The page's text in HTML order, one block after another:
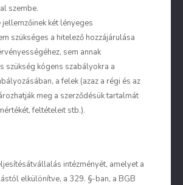
szembe.
két lényeges
szükséges a hitelező hozzájárulása
sem annak
szükség kógens szabályokra a
a felek (azaz a régi és az
meg a szerződésük tartalmát
feltételeit stb.).
intézményét, amelyet a
elkülönítve, a 329. §-ban, a BGB